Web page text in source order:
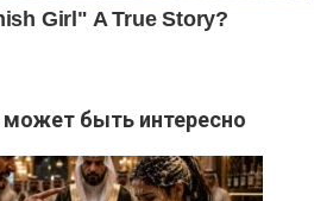
быть интересно